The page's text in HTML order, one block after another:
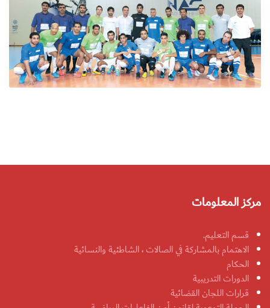
مركز المعلومات
قسم التعليم.
الاهتمام بالمشاركة في الصالات ، الشاطئية والنسائية
الحكام
الدورات التدريبية
قرارات اللجان القضائية